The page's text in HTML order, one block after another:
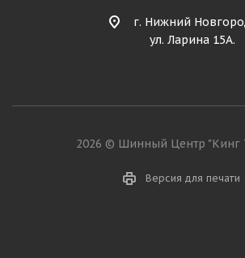
г. Нижний
ул. Ларина 15А.
2026 © Шинный Центр "Кинг
Версия для печати